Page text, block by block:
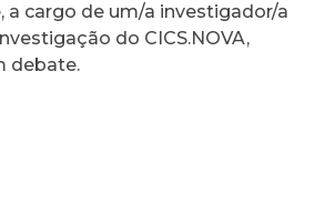
a cargo de um/a investigador/a
do CICS.NOVA,
debate.